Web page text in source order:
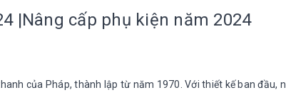
|Nâng cấp phụ kiện năm 2024
của Pháp, thành lập từ năm 1970. Với thiết kế ban đầu,